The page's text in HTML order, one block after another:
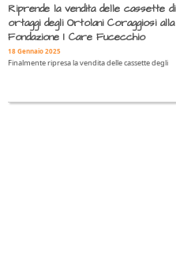
Riprende la vendita delle cassette di
ortaggi degli Ortolani Coraggiosi alla
Fondazione I Care Fucecchio
18 Gennaio 2025
Finalmente ripresa la vendita delle cassette degli